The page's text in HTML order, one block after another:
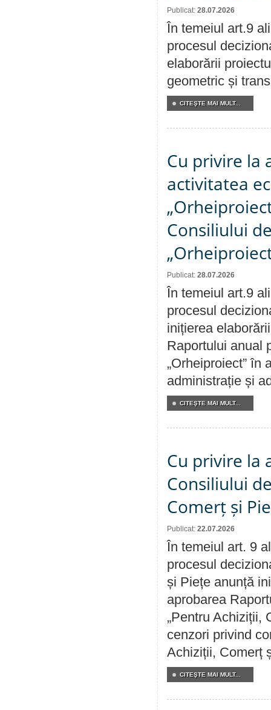
Publicat: 28.07.2026
În temeiul art.9
procesul
elaborării
geometric și
CITEŞTE MAI MULT...
Cu privire la
activitatea
Consiliului
Publicat: 28.07.2026
În temeiul art.9
procesul
inițierea
Raportului anual
„Orheiproiect” în
administrație și
CITEŞTE MAI MULT...
Cu privire la
Consiliului
Comerț și
Publicat: 22.07.2026
În temeiul art. 9
procesul
și Piețe anunță
aprobarea
„Pentru Achiziții,
cenzori privind
Achiziții, Comerț
CITEŞTE MAI MULT...